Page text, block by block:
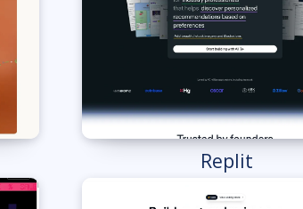
Replit